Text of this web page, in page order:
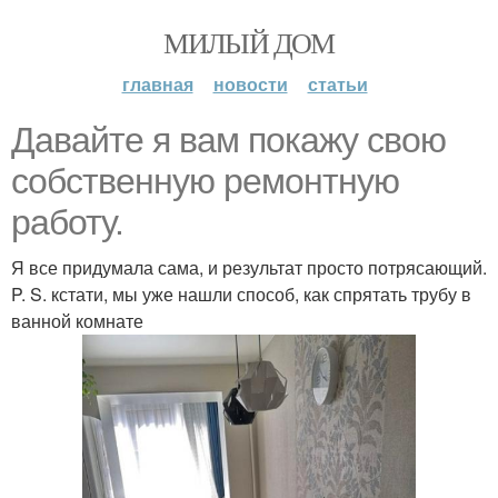
МИЛЫЙ ДОМ
главная новости статьи
Давайте я вам покажу свою
собственную ремонтную
работу.
Я все придумала сама, и результат просто потрясающий.
P. S. кстати, мы уже нашли способ, как спрятать трубу в
ванной комнате